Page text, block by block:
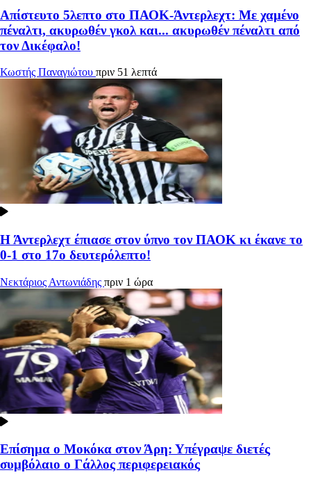
Απίστευτο 5λεπτο στο ΠΑΟΚ-Άντερλεχτ: Με χαμένο
πέναλτι, ακυρωθέν γκολ και... ακυρωθέν πέναλτι από
τον Δικέφαλο!
Κωστής Παναγιώτου πριν 51 λεπτά
Η Άντερλεχτ έπιασε στον ύπνο τον ΠΑΟΚ κι έκανε το
0-1 στο 17ο δευτερόλεπτο!
Νεκτάριος Αντωνιάδης πριν 1 ώρα
Επίσημα ο Μοκόκα στον Άρη: Υπέγραψε διετές
συμβόλαιο ο Γάλλος περιφερειακός